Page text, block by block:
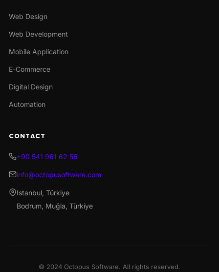
Web Design
Web Development
Mobile Application
E-Commerce
Digital Design
Automation
CONTACT
+90 541 961 62 56
info@octopusoftware.com
Istanbul, Türkiye
Bodrum, Muğla, Türkiye
© 2024 Octopus Software. All rights reserved.